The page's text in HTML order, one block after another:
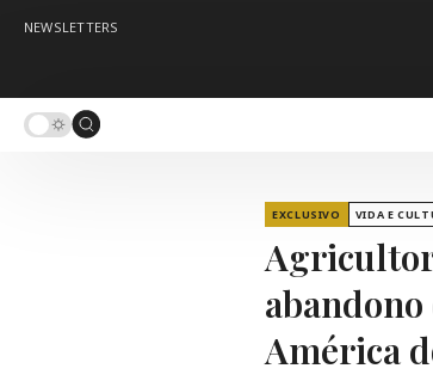
NEWSLETTERS
EXCLUSIVO VIDA E
América